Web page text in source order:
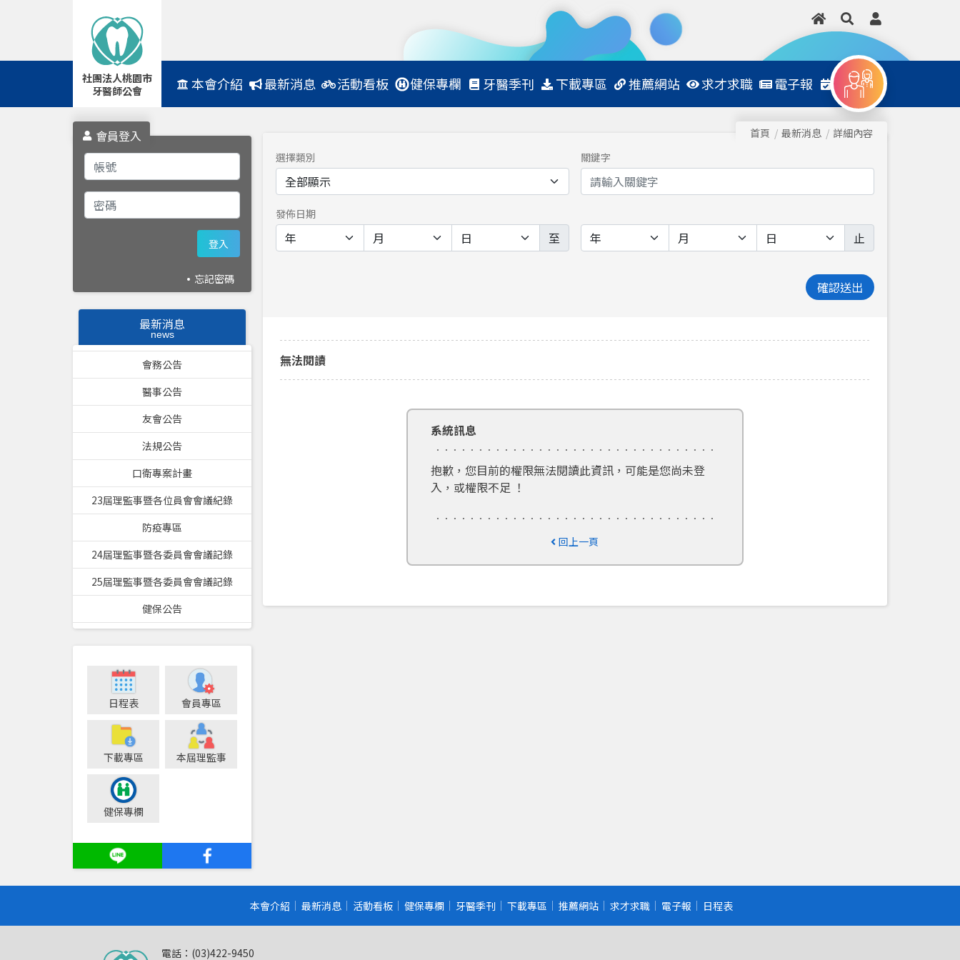
社團法人桃園市
牙醫師公會
Navbar 本會介紹 最新消息 活動看板 健保專欄 牙醫季刊 下載專區 推薦網站 求才求職 電子報 日程表
會員登入
登入
忘記密碼
最新消息
news
會務公告
醫事公告
友會公告
法規公告
口衛專案計畫
23屆理監事暨各位員會會議紀錄
防疫專區
24屆理監事暨各委員會會議記錄
25屆理監事暨各委員會會議記錄
健保公告
日程表 會員專區
下載專區 本屆理監事
健保專欄
首頁 最新消息
詳細內容
選擇類別
關鍵字
發佈日期
至 止
確認送出
無法閱讀
系統訊息
抱歉，您目前的權限無法閱讀此資訊，可能是您尚未登
入，或權限不足 ！
回上一頁
本會介紹 最新消息 活動看板 健保專欄 牙醫季刊 下載專區 推薦網站 求才求職 電子報 日程表
電話：(03)422-9450